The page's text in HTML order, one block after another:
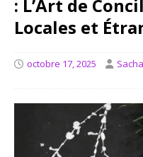
: L’Art de
Locales et
octobre 17, 2025